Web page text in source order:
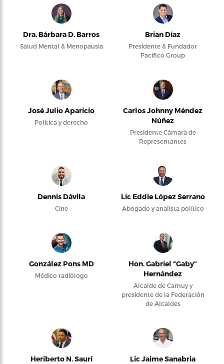
Dra. Bárbara D. Barros
Salud Mental & Menopausia
Brian Díaz
Presidente & Fundador
Pacifico Group
José Julio Aparicio
Política y derecho
Carlos Johnny Méndez
Núñez
Presidente Cámara de
Representantes
Dennis Dávila
Cine
Lic Eddie López Serrano
Abogado y analista político
González Pons MD
Médico radiólogo
Hon. Gabriel “Gaby”
Hernández
Alcalde de Camuy y
presidente de la Federación
de Alcaldes
Heriberto N. Saurí Lic Jaime Sanabria